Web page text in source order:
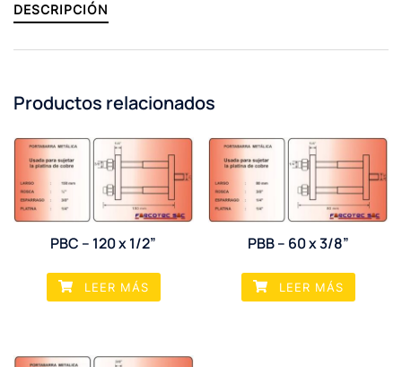
DESCRIPCIÓN
Productos relacionados
PBC – 120 x 1/2”
LEER MÁS
PBB – 60 x 3/8”
LEER MÁS